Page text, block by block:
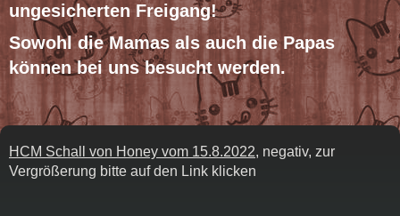
ungesicherten Freigang!
Sowohl die Mamas als auch die Papas
können bei uns besucht werden.
HCM Schall von Honey vom 15.8.2022, negativ, zur
Vergrößerung bitte auf den Link klicken